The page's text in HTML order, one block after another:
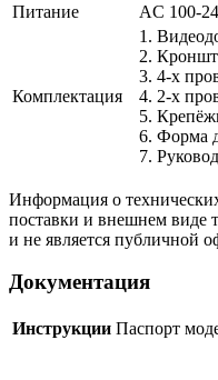
Питание
AC 100-
Комплектация
1.
2.
3. 4-х
4. 2-х
5.
6. Форма
7.
Информация о
поставки и внешнем виде
и не является публичной
Документация
Инструкции Паспорт